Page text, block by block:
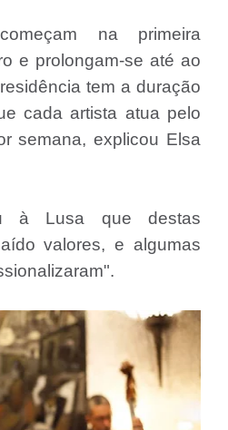
na primeira
e prolongam-se até ao
tem a duração
cada artista atua pelo
semana, explicou Elsa
à Lusa que destas
valores, e algumas